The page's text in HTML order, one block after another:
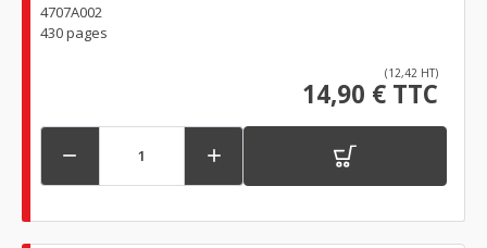
4707A002
430 pages
(12,42 HT)
14,90 € TTC
 